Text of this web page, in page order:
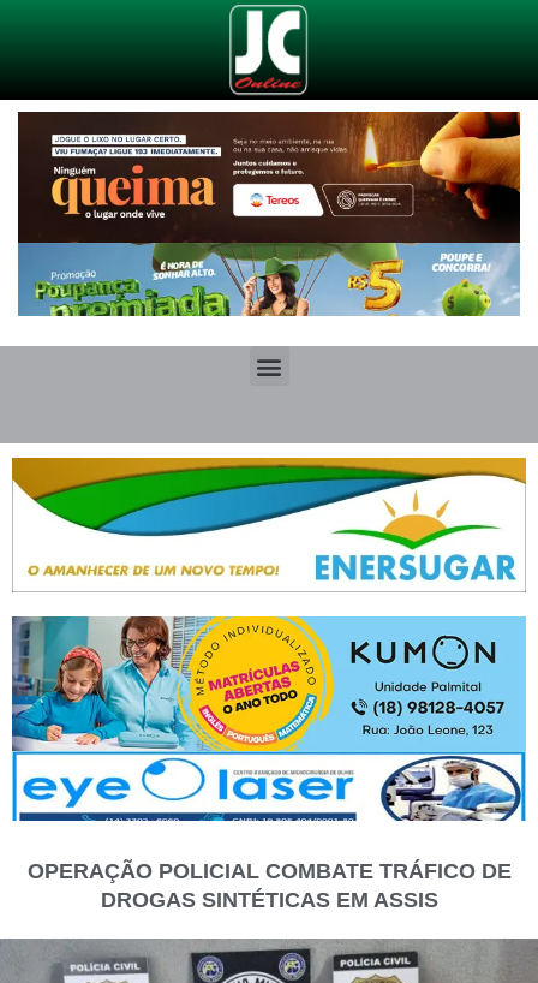
OPERAÇÃO POLICIAL COMBATE TRÁFICO DE
DROGAS SINTÉTICAS EM ASSIS